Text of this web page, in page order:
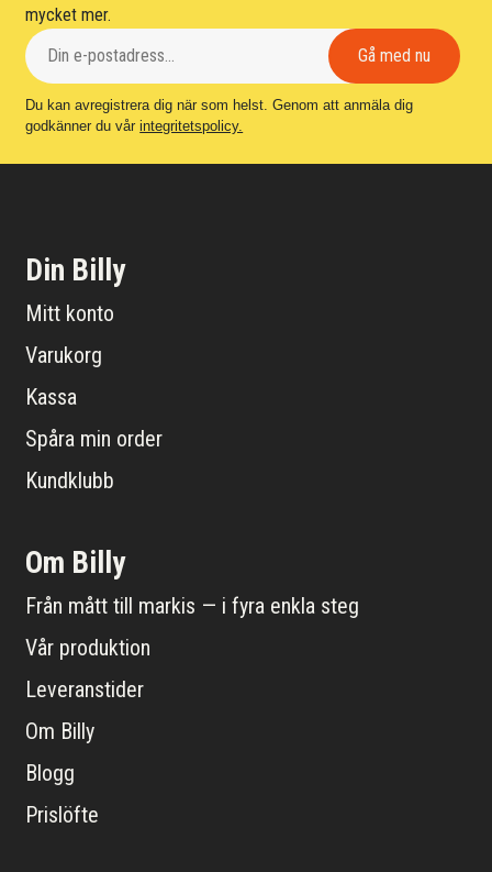
mycket mer.
Du kan avregistrera dig när som helst. Genom att anmäla dig
godkänner du vårintegritetspolicy.
Din Billy
Mitt konto
Varukorg
Kassa
Spåra min order
Kundklubb
Om Billy
Från mått till markis — i fyra enkla steg
Vår produktion
Leveranstider
Om Billy
Blogg
Prislöfte